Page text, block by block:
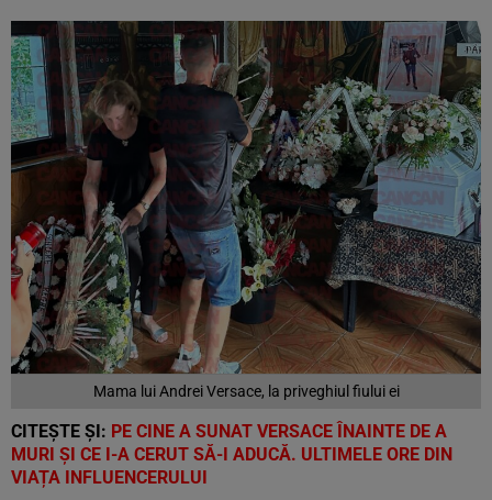
Mama lui Andrei Versace, la priveghiul fiului ei
CITEȘTE ȘI: PE CINE A SUNAT VERSACE ÎNAINTE DE A
MURI ȘI CE I-A CERUT SĂ-I ADUCĂ. ULTIMELE ORE DIN
VIAȚA INFLUENCERULUI